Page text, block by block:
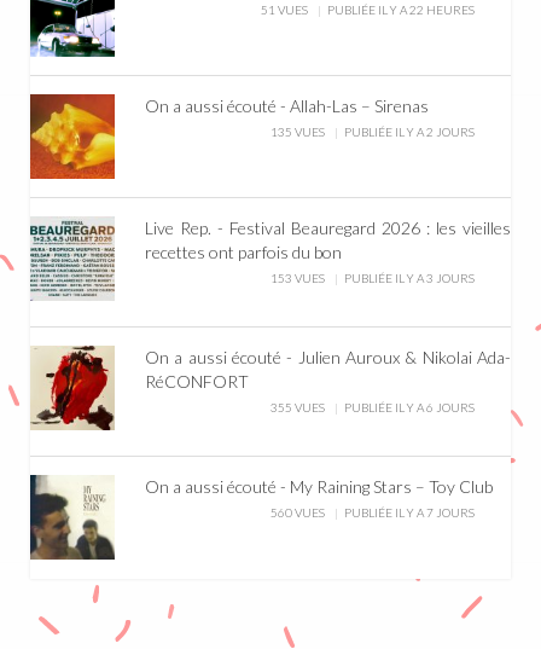
51 VUES PUBLIÉE IL Y A 22 HEURES
On a aussi écouté - Allah-Las – Sirenas
135 VUES PUBLIÉE IL Y A 2 JOURS
Live Rep. - Festival Beauregard 2026 : les vieilles
recettes ont parfois du bon
153 VUES PUBLIÉE IL Y A 3 JOURS
On a aussi écouté - Julien Auroux & Nikolai Ada-
RéCONFORT
355 VUES PUBLIÉE IL Y A 6 JOURS
On a aussi écouté - My Raining Stars – Toy Club
560 VUES PUBLIÉE IL Y A 7 JOURS